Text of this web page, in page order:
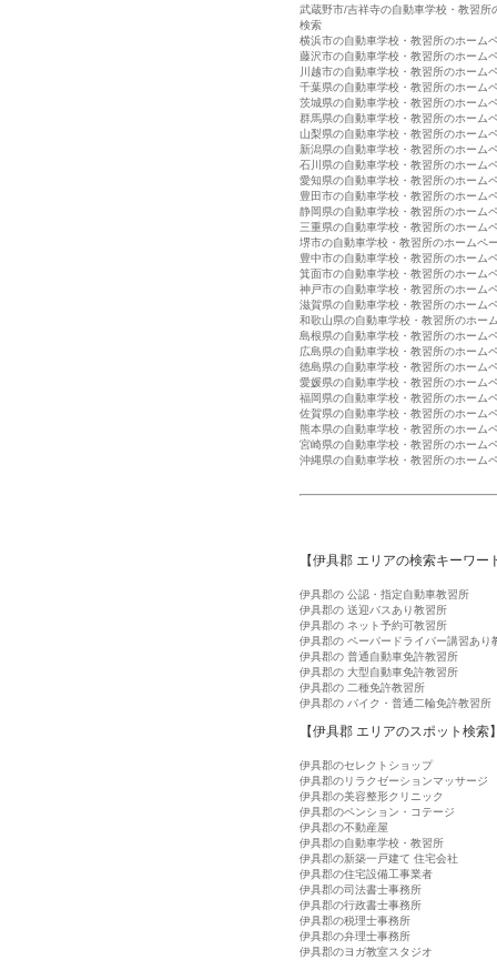
武蔵野市/吉祥寺の自動車学校・教習所
検索
横浜市の自動車学校・教習所のホーム
藤沢市の自動車学校・教習所のホーム
川越市の自動車学校・教習所のホーム
千葉県の自動車学校・教習所のホーム
茨城県の自動車学校・教習所のホーム
群馬県の自動車学校・教習所のホーム
山梨県の自動車学校・教習所のホーム
新潟県の自動車学校・教習所のホーム
石川県の自動車学校・教習所のホーム
愛知県の自動車学校・教習所のホーム
豊田市の自動車学校・教習所のホーム
静岡県の自動車学校・教習所のホーム
三重県の自動車学校・教習所のホーム
堺市の自動車学校・教習所のホームペ
豊中市の自動車学校・教習所のホーム
箕面市の自動車学校・教習所のホーム
神戸市の自動車学校・教習所のホーム
滋賀県の自動車学校・教習所のホーム
和歌山県の自動車学校・教習所のホー
島根県の自動車学校・教習所のホーム
広島県の自動車学校・教習所のホーム
徳島県の自動車学校・教習所のホーム
愛媛県の自動車学校・教習所のホーム
福岡県の自動車学校・教習所のホーム
佐賀県の自動車学校・教習所のホーム
熊本県の自動車学校・教習所のホーム
宮崎県の自動車学校・教習所のホーム
沖縄県の自動車学校・教習所のホーム
【伊具郡 エリアの検索キーワ
伊具郡の 公認・指定自動車教習所
伊具郡の 送迎バスあり教習所
伊具郡の ネット予約可教習所
伊具郡の ペーパードライバー講習あり
伊具郡の 普通自動車免許教習所
伊具郡の 大型自動車免許教習所
伊具郡の 二種免許教習所
伊具郡の バイク・普通二輪免許教習所
【伊具郡 エリアのスポット検索
伊具郡のセレクトショップ
伊具郡のリラクゼーションマッサージ
伊具郡の美容整形クリニック
伊具郡のペンション・コテージ
伊具郡の不動産屋
伊具郡の自動車学校・教習所
伊具郡の新築一戸建て 住宅会社
伊具郡の住宅設備工事業者
伊具郡の司法書士事務所
伊具郡の行政書士事務所
伊具郡の税理士事務所
伊具郡の弁理士事務所
伊具郡のヨガ教室スタジオ